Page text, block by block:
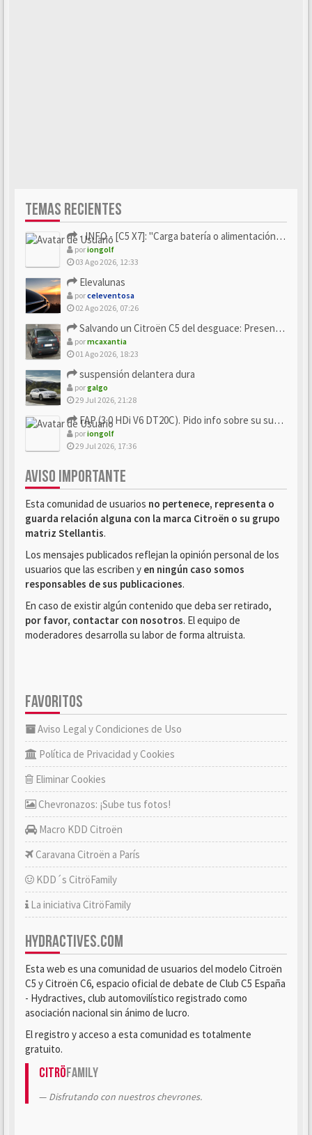
TEMAS RECIENTES
- INFO - [C5 X7]: "Carga batería o alimentación eléctri...
poriongolf
03 Ago 2026, 12:33
Elevalunas
porceleventosa
02 Ago 2026, 07:26
Salvando un Citroën C5 del desguace: Presentación y seguimiento
pormcaxantia
01 Ago 2026, 18:23
suspensión delantera dura
porgalgo
29 Jul 2026, 21:28
FAP (3.0 HDi V6 DT20C). Pido info sobre su sustitución
poriongolf
29 Jul 2026, 17:36
AVISO IMPORTANTE
Esta comunidad de usuarios no pertenece, representa o
guarda relación alguna con la marca Citroën o su grupo
matriz Stellantis.
Los mensajes publicados reflejan la opinión personal de los
usuarios que las escriben y en ningún caso somos
responsables de sus publicaciones.
En caso de existir algún contenido que deba ser retirado,
por favor, contactar con nosotros. El equipo de
moderadores desarrolla su labor de forma altruista.
FAVORITOS
Aviso Legal y Condiciones de Uso
Política de Privacidad y Cookies
Eliminar Cookies
Chevronazos: ¡Sube tus fotos!
Macro KDD Citroën
Caravana Citroën a París
KDD´s CitröFamily
La iniciativa CitröFamily
HYDRACTIVES.COM
Esta web es una comunidad de usuarios del modelo Citroën
C5 y Citroën C6, espacio oficial de debate de Club C5 España
- Hydractives, club automovilístico registrado como
asociación nacional sin ánimo de lucro.
El registro y acceso a esta comunidad es totalmente
gratuito.
CitröFamily
Disfrutando con nuestros chevrones.